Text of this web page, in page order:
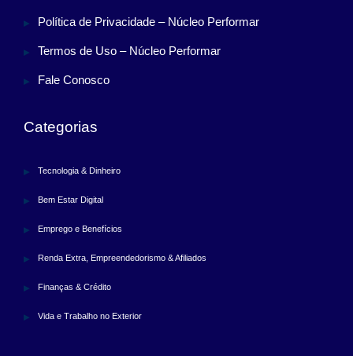
Política de Privacidade – Núcleo Performar
Termos de Uso – Núcleo Performar
Fale Conosco
Categorias
Tecnologia & Dinheiro
Bem Estar Digital
Emprego e Benefícios
Renda Extra, Empreendedorismo & Afiliados
Finanças & Crédito
Vida e Trabalho no Exterior